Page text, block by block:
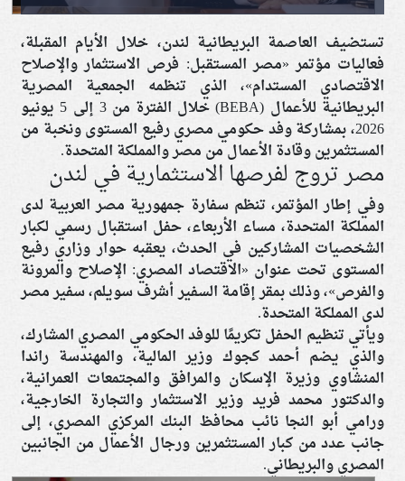
تستضيف العاصمة البريطانية لندن، خلال الأيام المقبلة،
فعاليات مؤتمر «مصر المستقبل: فرص الاستثمار والإصلاح
الاقتصادي المستدام»، الذي تنظمه الجمعية المصرية
البريطانية للأعمال (BEBA) خلال الفترة من 3 إلى 5 يونيو
2026، بمشاركة وفد حكومي مصري رفيع المستوى ونخبة من
المستثمرين وقادة الأعمال من مصر والمملكة المتحدة.
مصر تروج لفرصها الاستثمارية في لندن
وفي إطار المؤتمر، تنظم سفارة جمهورية مصر العربية لدى
المملكة المتحدة، مساء الأربعاء، حفل استقبال رسمي لكبار
الشخصيات المشاركين في الحدث، يعقبه حوار وزاري رفيع
المستوى تحت عنوان «الاقتصاد المصري: الإصلاح والمرونة
والفرص»، وذلك بمقر إقامة السفير أشرف سويلم، سفير مصر
لدى المملكة المتحدة.
ويأتي تنظيم الحفل تكريمًا للوفد الحكومي المصري المشارك،
والذي يضم أحمد كجوك وزير المالية، والمهندسة راندا
المنشاوي وزيرة الإسكان والمرافق والمجتمعات العمرانية،
والدكتور محمد فريد وزير الاستثمار والتجارة الخارجية،
ورامي أبو النجا نائب محافظ البنك المركزي المصري، إلى
جانب عدد من كبار المستثمرين ورجال الأعمال من الجانبين
المصري والبريطاني.